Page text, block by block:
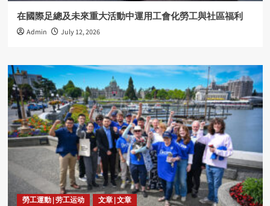
在國際足總及未來重大活動中運用工會化勞工與社區福利
Admin July 12, 2026
勞工運動 | 劳工运动 文章 | 文章